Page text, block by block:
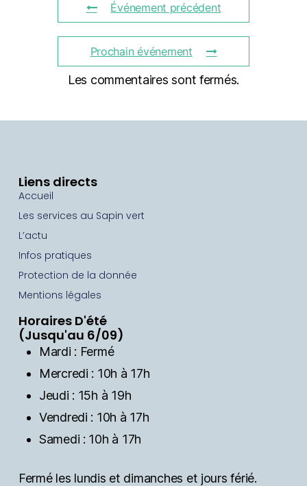
Événement précédent
Prochain événement
Les commentaires sont fermés.
Liens directs
Accueil
Les services au Sapin vert
L’actu
Infos pratiques
Protection de la donnée
Mentions légales
Horaires D'été
(Jusqu'au 6/09)
Mardi : Fermé
Mercredi : 10h à 17h
Jeudi : 15h à 19h
Vendredi : 10h à 17h
Samedi : 10h à 17h
Fermé les lundis et dimanches et jours férié.